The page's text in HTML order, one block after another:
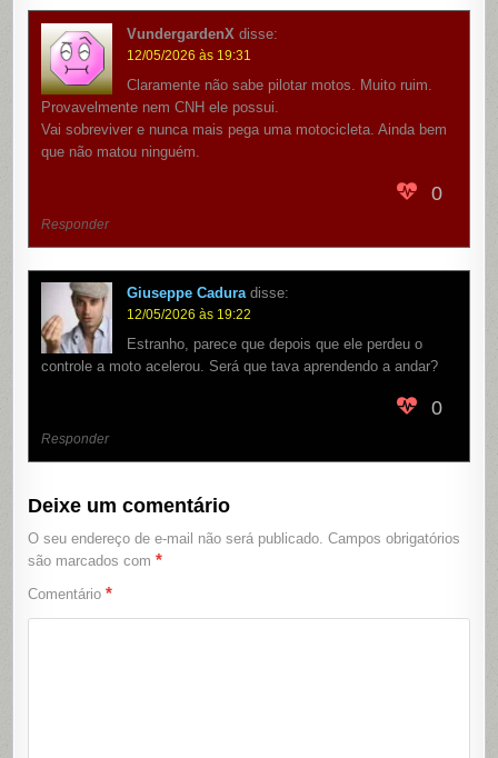
VundergardenX disse:
12/05/2026 às 19:31
Claramente não sabe pilotar motos. Muito ruim.
Provavelmente nem CNH ele possui.
Vai sobreviver e nunca mais pega uma motocicleta. Ainda bem
que não matou ninguém.
0
Responder
Giuseppe Cadura disse:
12/05/2026 às 19:22
Estranho, parece que depois que ele perdeu o
controle a moto acelerou. Será que tava aprendendo a andar?
0
Responder
Deixe um comentário
O seu endereço de e-mail não será publicado. Campos obrigatórios
são marcados com*
Comentário*